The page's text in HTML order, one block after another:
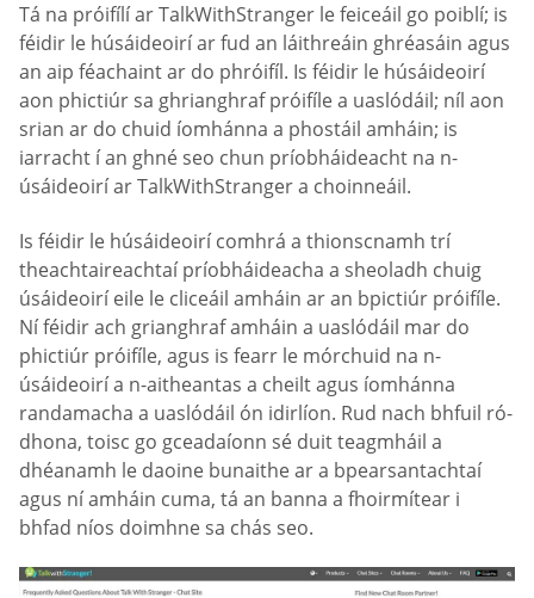
Tá na próifílí ar TalkWithStranger le feiceáil go poiblí; is
féidir le húsáideoirí ar fud an láithreáin ghréasáin agus
an aip féachaint ar do phróifíl. Is féidir le húsáideoirí
aon phictiúr sa ghrianghraf próifíle a uaslódáil; níl aon
srian ar do chuid íomhánna a phostáil amháin; is
iarracht í an ghné seo chun príobháideacht na n-
úsáideoirí ar TalkWithStranger a choinneáil.
Is féidir le húsáideoirí comhrá a thionscnamh trí
theachtaireachtaí príobháideacha a sheoladh chuig
úsáideoirí eile le cliceáil amháin ar an bpictiúr próifíle.
Ní féidir ach grianghraf amháin a uaslódáil mar do
phictiúr próifíle, agus is fearr le mórchuid na n-
úsáideoirí a n-aitheantas a cheilt agus íomhánna
randamacha a uaslódáil ón idirlíon. Rud nach bhfuil ró-
dhona, toisc go gceadaíonn sé duit teagmháil a
dhéanamh le daoine bunaithe ar a bpearsantachtaí
agus ní amháin cuma, tá an banna a fhoirmítear i
bhfad níos doimhne sa chás seo.